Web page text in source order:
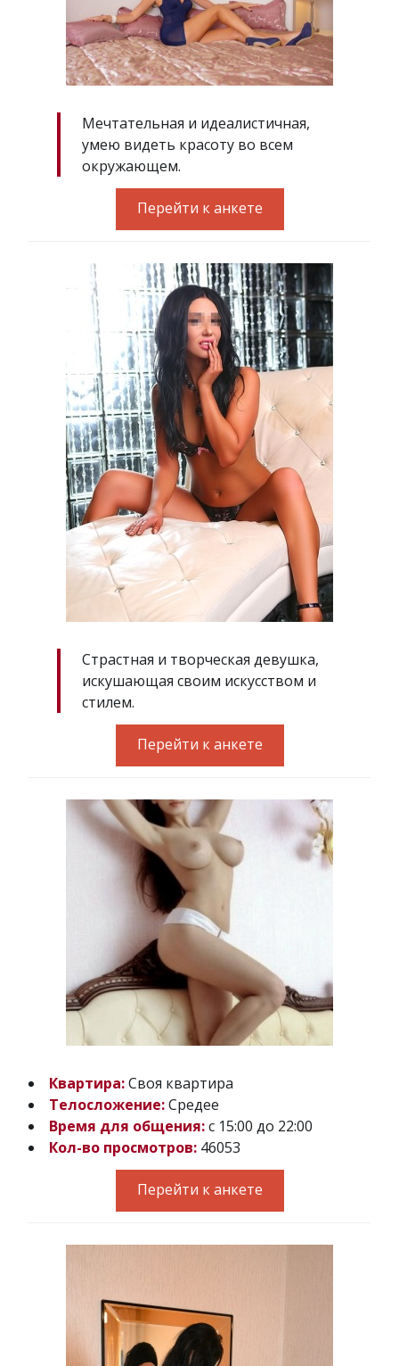
Мечтательная и идеалистичная,
умею видеть красоту во всем
окружающем.
Перейти к анкете
Страстная и творческая девушка,
искушающая своим искусством и
стилем.
Перейти к анкете
Квартира:Своя квартира
Телосложение:Средее
Время для общения:с 15:00 до 22:00
Кол-во просмотров: 46053
Перейти к анкете